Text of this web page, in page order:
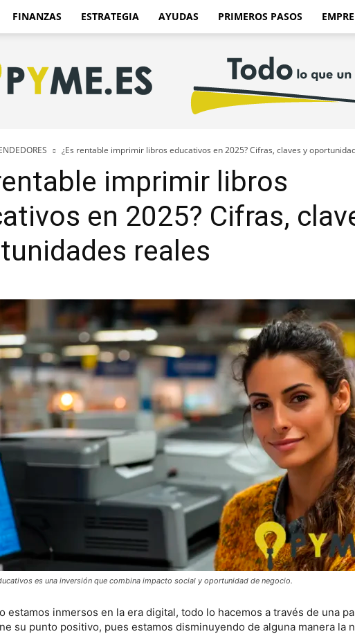
FINANZAS ESTRATEGIA AYUDAS PRIMEROS PASOS
¿Es rentable imprimir libros educativos en 2025? Cifras, claves y
imprimir libros
en 2025? Cifras,
reales
es una inversión que combina impacto social y oportunidad de negocio.
estamos inmersos en la era digital, todo lo hacemos a través de una
su punto positivo, pues estamos disminuyendo de alguna manera la